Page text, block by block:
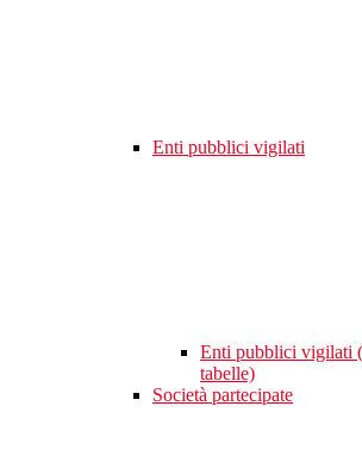
Enti pubblici vigilati
Enti pubblici vigilati
tabelle)
Società partecipate